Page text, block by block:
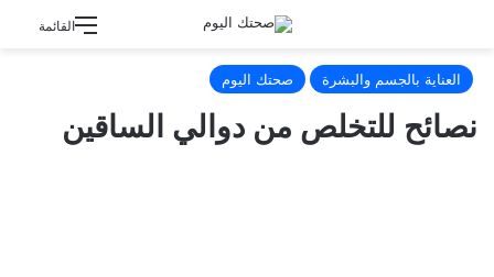
القائمة
العناية بالجسم والبشرة صحتك اليوم
نصائح للتخلص من دوالي الساقين